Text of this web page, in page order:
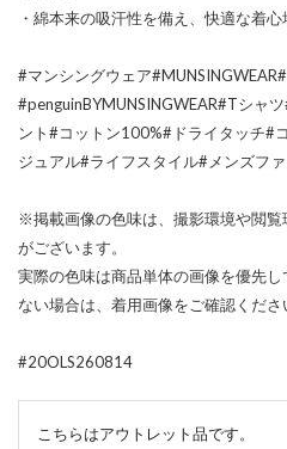
・綿本来の吸汗性を備え、快適な着心
#マンシングウェア
#penguinBYMUNSINGWEAR#Tシャ
ント#コットン100%#ドライタッチ#
ジュアル#ライフスタイル#メンズフ
※掲載画像の色味は、撮影環境や閲
がございます。
実際の色味は商品単体の画像を優先
ない場合は、着用画像をご確認くださ
#20OLS260814
こちらはアウトレット品です。